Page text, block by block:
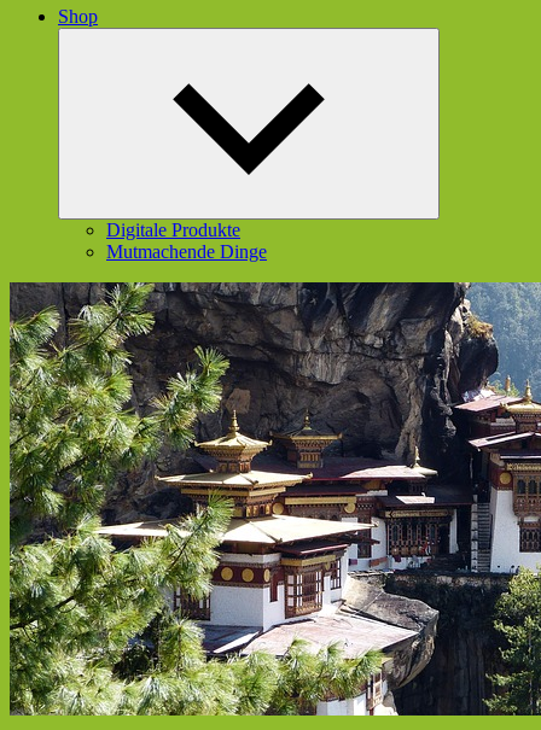
Shop
Digitale Produkte
Mutmachende Dinge